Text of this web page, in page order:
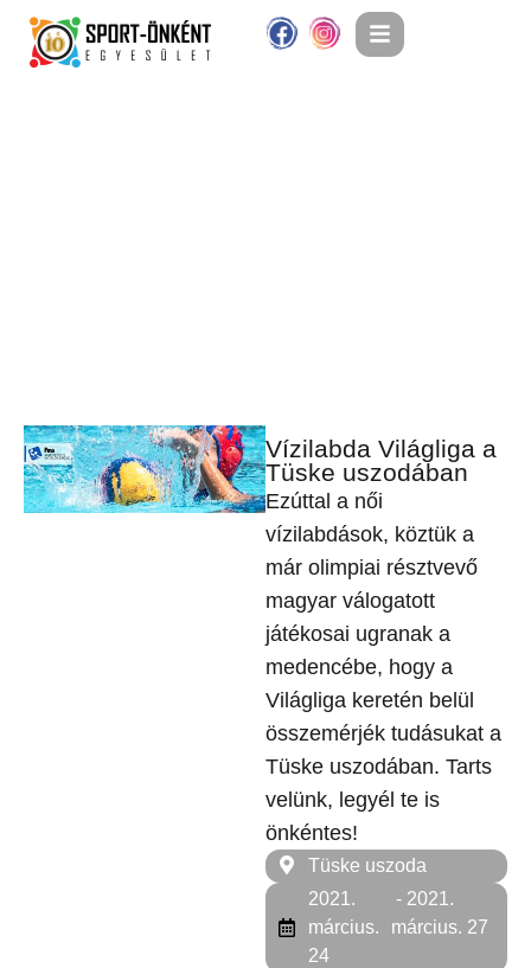
Vízilabda Világliga a
Tüske uszodában
Ezúttal a női
vízilabdások, köztük a
már olimpiai résztvevő
magyar válogatott
játékosai ugranak a
medencébe, hogy a
Világliga keretén belül
összemérjék tudásukat a
Tüske uszodában. Tarts
velünk, legyél te is
önkéntes!
Tüske uszoda
2021.
március.
24
- 2021.
március. 27